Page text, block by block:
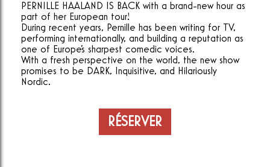
PERNILLE HAALAND IS BACK with a brand-new hour as
part of her European tour!
During recent years, Pernille has been writing for TV,
performing internationally, and building a reputation as
one of Europe's sharpest comedic voices.
With a fresh perspective on the world, the new show
promises to be DARK, Inquisitive, and Hilariously
Nordic.
RÉSERVER